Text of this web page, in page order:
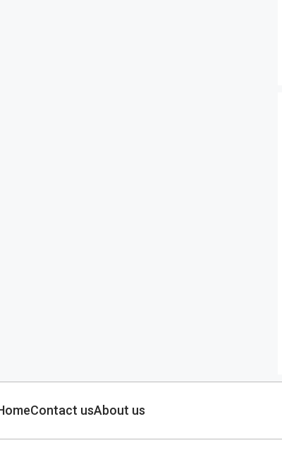
Contact usAbout us